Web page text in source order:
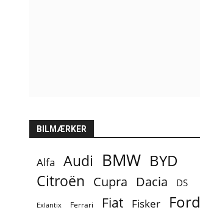
BILMÆRKER
Alfa Audi BMW BYD
Citroën Cupra Dacia DS
Exlantix Ferrari Fiat Fisker Ford